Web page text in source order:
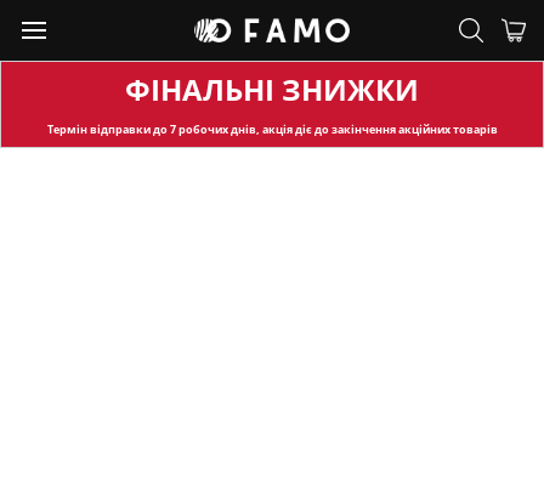
ФІНАЛЬНІ ЗНИЖКИ
Термін відправкидо 7 робочих днів, акція діє до закінчення акційних товарів